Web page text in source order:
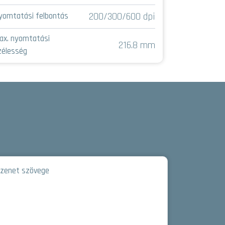
felbontás 200/300/600 dpi
nyomtatási
216.8 mm
szövege